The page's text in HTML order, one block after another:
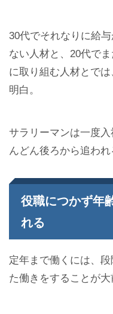
30代でそれなりに給
ない人材と、20代で
に取り組む人材とで
明白。
サラリーマンは一度
んどん後ろから追われ
役職につかず年
れる
定年まで働くには、
た働きをすることが大